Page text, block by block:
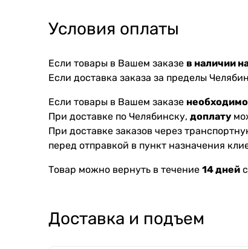
Условия оплаты
Если товары в Вашем заказе в наличии
Если доставка заказа за пределы
Если товары в Вашем заказе
При доставке по Челябинску, доплату
При доставке заказов через
перед отправкой в пункт назначения
Товар можно вернуть в течение 14 дней
Доставка и подъем